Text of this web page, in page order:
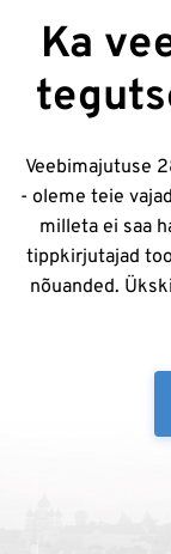
Ka
Veebimajutuse
- oleme teie
milleta ei saa
tippkirjutajad
nõuanded.